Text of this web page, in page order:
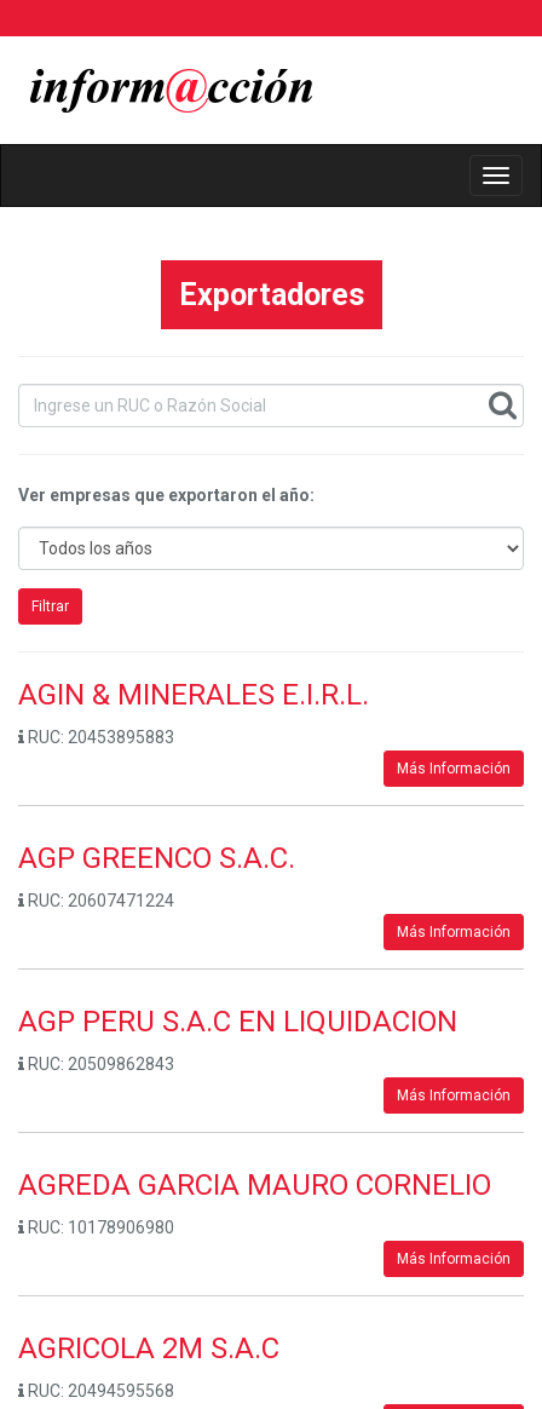
Exportadores
Ver empresas que exportaron el año:
Filtrar
AGIN & MINERALES E.I.R.L.
RUC: 20453895883
Más Información
AGP GREENCO S.A.C.
RUC: 20607471224
Más Información
AGP PERU S.A.C EN LIQUIDACION
RUC: 20509862843
Más Información
AGREDA GARCIA MAURO CORNELIO
RUC: 10178906980
Más Información
AGRICOLA 2M S.A.C
RUC: 20494595568